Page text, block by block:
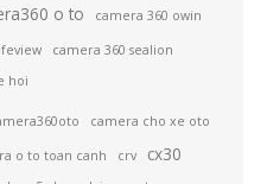
o to camera 360 owin
camera 360 sealion
hoi
camera cho xe oto
o to toan canh crv cx30